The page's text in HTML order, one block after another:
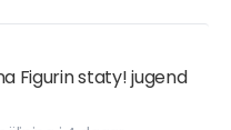
Figurin staty! jugend